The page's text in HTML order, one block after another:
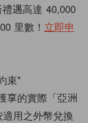
遇高達 40,000
里數！ 立即申
束*
享的實際「亞洲
用之外幣兌換